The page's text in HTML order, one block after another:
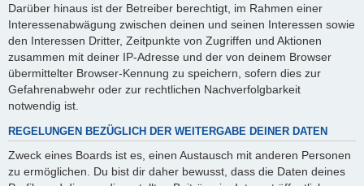
Darüber hinaus ist der Betreiber berechtigt, im Rahmen einer
Interessenabwägung zwischen deinen und seinen Interessen sowie
den Interessen Dritter, Zeitpunkte von Zugriffen und Aktionen
zusammen mit deiner IP-Adresse und der von deinem Browser
übermittelter Browser-Kennung zu speichern, sofern dies zur
Gefahrenabwehr oder zur rechtlichen Nachverfolgbarkeit
notwendig ist.
REGELUNGEN BEZÜGLICH DER WEITERGABE DEINER DATEN
Zweck eines Boards ist es, einen Austausch mit anderen Personen
zu ermöglichen. Du bist dir daher bewusst, dass die Daten deines